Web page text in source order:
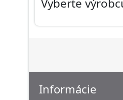
Vyberte
Informácie